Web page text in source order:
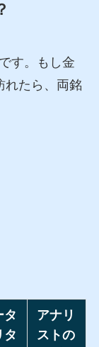
す。もし金
れたら、両銘
タ
タ
アナリ
ストの